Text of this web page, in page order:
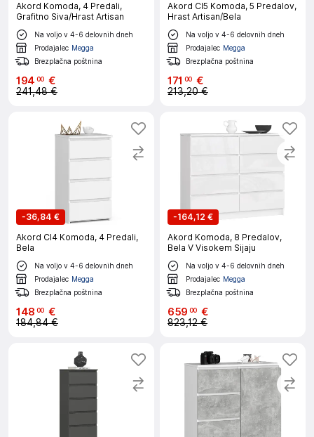
Akord Komoda, 4 Predali,
Grafitno Siva/Hrast Artisan
Na voljo v 4-6 delovnih dneh
Prodajalec Megga
Brezplačna poštnina
194 00 €
241,48 €
Akord Cl5 Komoda, 5 Predalov,
Hrast Artisan/Bela
Na voljo v 4-6 delovnih dneh
Prodajalec Megga
Brezplačna poštnina
171 00 €
213,20 €
-36,84 €
Akord Cl4 Komoda, 4 Predali,
Bela
Na voljo v 4-6 delovnih dneh
Prodajalec Megga
Brezplačna poštnina
148 00 €
184,84 €
-164,12 €
Akord Komoda, 8 Predalov,
Bela V Visokem Sijaju
Na voljo v 4-6 delovnih dneh
Prodajalec Megga
Brezplačna poštnina
659 00 €
823,12 €